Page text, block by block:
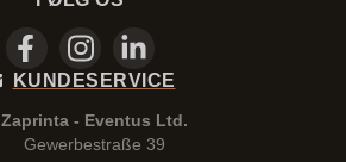
KUNDESERVICE
Zaprinta - Eventus Ltd.
Gewerbestraße 39